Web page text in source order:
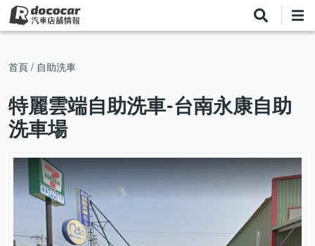
移
至
內導
航
連
結
首頁 自助洗車
特麗雲端自助洗車-台南永康自助
洗車場